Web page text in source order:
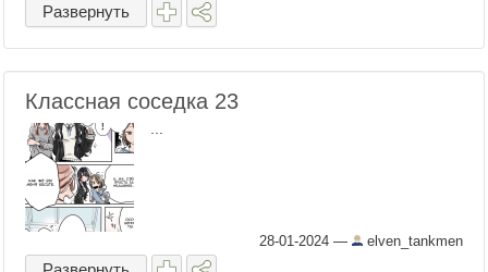
Развернуть
Классная соседка 23
28-01-2024 — elven_tankmen